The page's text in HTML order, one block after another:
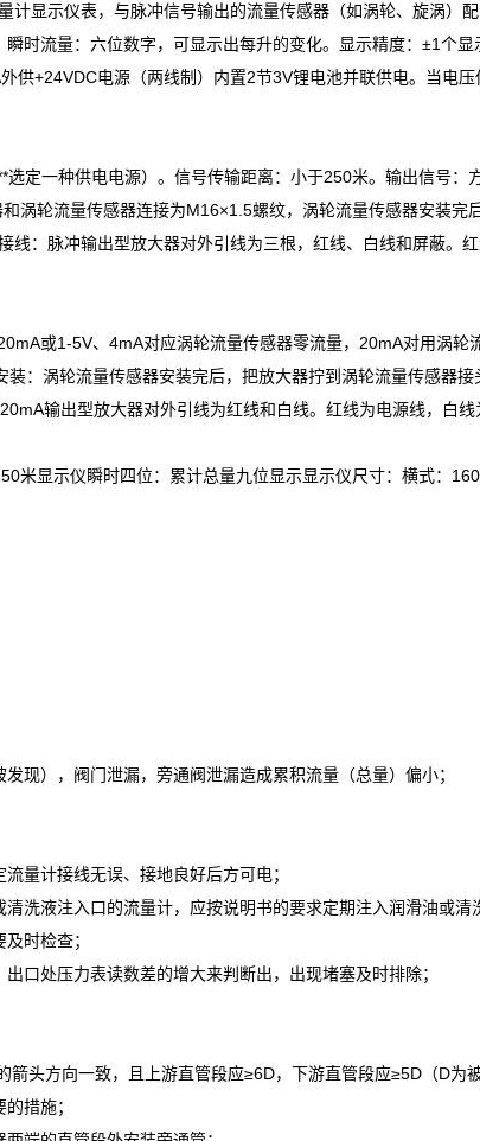
计显示仪表，与脉冲信号输出的流量传感器（如涡轮、旋涡）
时流量：六位数字，可显示出每升的变化。显示精度：±1个
供+24VDC电源（两线制）内置2节3V锂电池并联供电。当电
定一种供电电源）。信号传输距离：小于250米。输出信号：
涡轮流量传感器连接为M16×1.5螺纹，涡轮流量传感器安装完
线：脉冲输出型放大器对外引线为三根，红线、白线和屏蔽。
或1-5V、4mA对应涡轮流量传感器零流量，20mA对用涡轮
：涡轮流量传感器安装完后，把放大器拧到涡轮流量传感器
输出型放大器对外引线为红线和白线。红线为电源线，白线
米显示仪瞬时四位：累计总量九位显示显示仪尺寸：横式：
现），阀门泄漏，旁通阀泄漏造成累积流量（总量）偏小；
量计接线无误、接地良好后方可电；
洗液注入口的流量计，应按说明书的要求定期注入润滑油或清
时检查；
口处压力表读数差的增大来判断出，出现堵塞及时排除；
头方向一致，且上游直管段应≥6D，下游直管段应≥5D（D为
措施；